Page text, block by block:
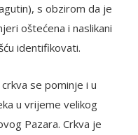
s obzirom da je
oštećena i naslikani
identifikovati.
se pominje i u
u vrijeme velikog
Pazara. Crkva je